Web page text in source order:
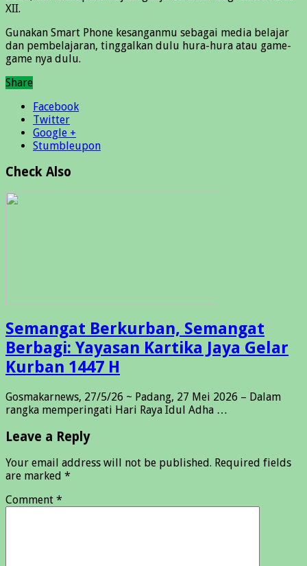
XII.
Gunakan Smart Phone kesanganmu sebagai media belajar
dan pembelajaran, tinggalkan dulu hura-hura atau game-
game nya dulu.
Share
Facebook
Twitter
Google +
Stumbleupon
Check Also
Semangat Berkurban, Semangat
Berbagi: Yayasan Kartika Jaya Gelar
Kurban 1447 H
Gosmakarnews, 27/5/26 ~ Padang, 27 Mei 2026 – Dalam
rangka memperingati Hari Raya Idul Adha …
Leave a Reply
Your email address will not be published. Required fields
are marked *
Comment *